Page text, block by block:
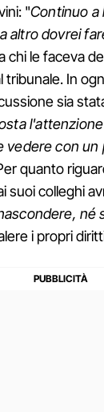
"Continuo a
altro dovrei
chi le faceva
tribunale. In
sia
vedere con
quanto
suoi colleghi
né
i propri